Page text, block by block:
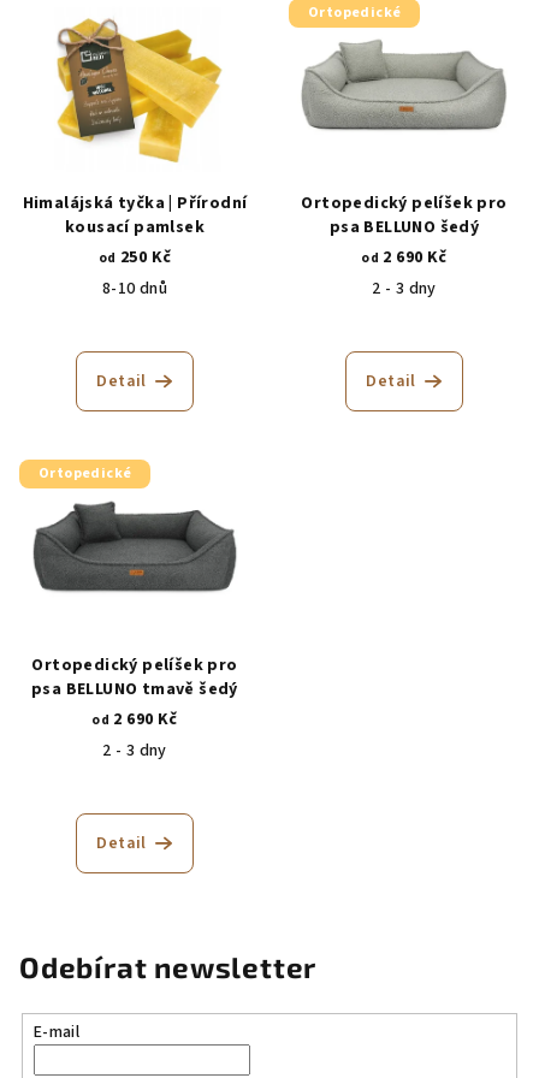
Himalájská tyčka | Přírodní
kousací pamlsek
od 250 Kč
8-10 dnů
Detail
Ortopedické
Ortopedický pelíšek pro
psa BELLUNO šedý
od 2 690 Kč
2 - 3 dny
Detail
Ortopedické
Ortopedický pelíšek pro
psa BELLUNO tmavě šedý
od 2 690 Kč
2 - 3 dny
hodnocení
produktu
hvězdiček.
Detail
Odebírat newsletter
E-mail